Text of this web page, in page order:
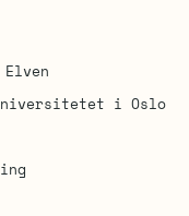
i Oslo